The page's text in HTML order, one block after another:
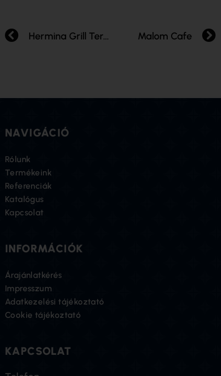
Hermina Grill Terasz Malom Cafe
NAVIGÁCIÓ
Rólunk
Termékeink
Referenciák
Katalógus
Kapcsolat
INFORMÁCIÓK
Árajánlatkérés
Impresszum
Adatkezelési tájékoztató
Cookie tájékoztató
KAPCSOLAT